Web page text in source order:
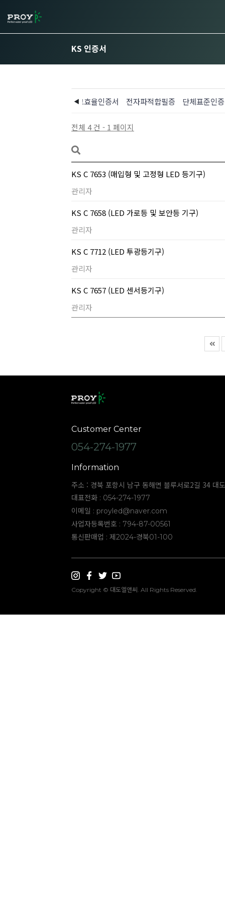
KS 인증서
고효율인증서 전자파적합필증 단체표준인증
전체 4 건 - 1 페이지
KS C 7653 (매입형 및 고정형 LED 등기구)
관리자
KS C 7658 (LED 가로등 및 보안등 기구)
관리자
KS C 7712 (LED 투광등기구)
관리자
KS C 7657 (LED 센서등기구)
관리자
Customer Center
054-274-1977
Information
주소 : 경북 포항시 남구 동해면 블루서로2길 34 대
대표전화 : 054-274-1977
이메일 : proyled@naver.com
사업자등록번호 : 794-87-00561
통신판매업 : 제2024-경북01-100
Copyright © 대도엘앤씨. All Rights Reserved.